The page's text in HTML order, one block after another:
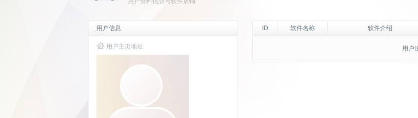
用户信息
用户主页地址
ID 软件名称 软件介绍
用户